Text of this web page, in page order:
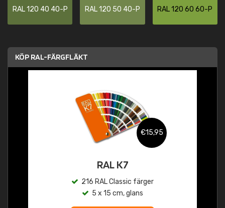
RAL 120 40 40-P RAL 120 50 40-P RAL 120 60 60-P
KÖP RAL-FÄRGFLÄKT
€15,95
RAL K7
216 RAL Classic färger
5 x 15 cm, glans